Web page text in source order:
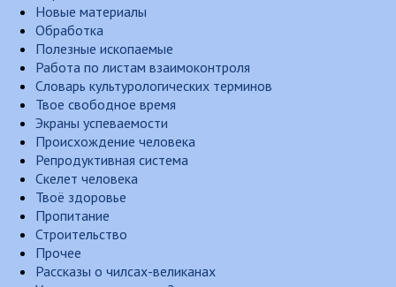
Новые материалы
Обработка
Полезные ископаемые
Работа по листам взаимоконтроля
Словарь культурологических терминов
Твое свободное время
Экраны успеваемости
Происхождение человека
Репродуктивная система
Скелет человека
Твоё здоровье
Пропитание
Строительство
Прочее
Рассказы о чилсах-великанах